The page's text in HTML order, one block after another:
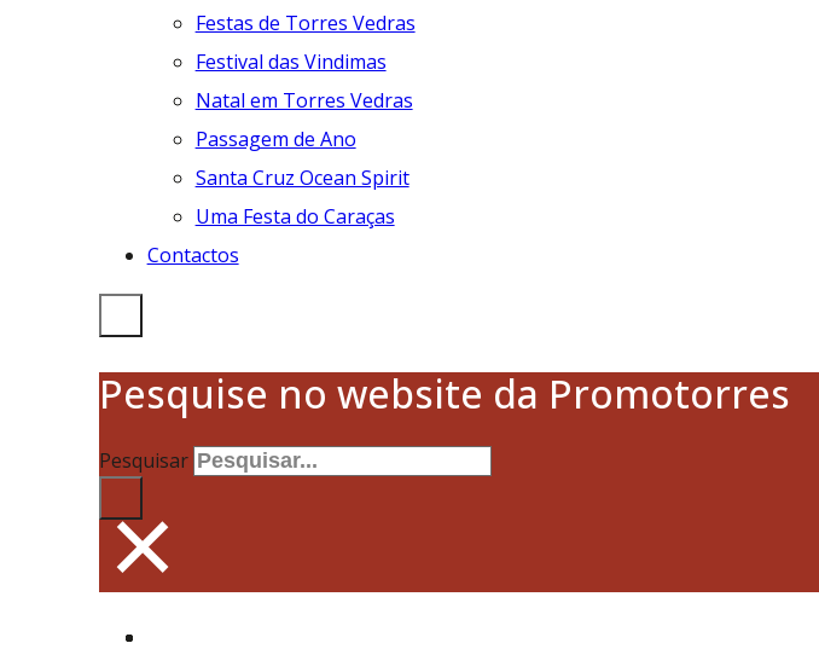
Festas de Torres Vedras
Festival das Vindimas
Natal em Torres Vedras
Passagem de Ano
Santa Cruz Ocean Spirit
Uma Festa do Caraças
Contactos
Pesquise no website da Promotorres
Pesquisar
×